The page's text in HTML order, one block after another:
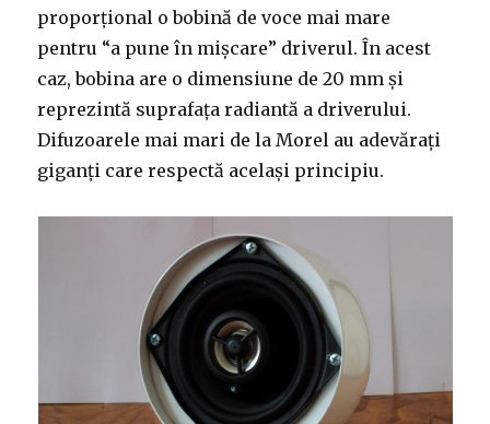
proporțional o bobină de voce mai mare
pentru “a pune în mișcare” driverul. În acest
caz, bobina are o dimensiune de 20 mm și
reprezintă suprafața radiantă a driverului.
Difuzoarele mai mari de la Morel au adevărați
giganți care respectă același principiu.